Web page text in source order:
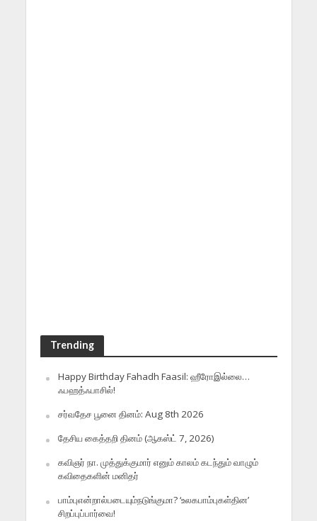
Trending
Happy Birthday Fahadh Faasil: ஹீரோஇல்லை…
ஃபஹத்ஃபாசில்!
சர்வதேச பூனை தினம்: Aug 8th 2026
தேசிய கைத்தறி தினம் (ஆகஸ்ட் 7, 2026)
கவிஞர் நா. முத்துக்குமார் எனும் காலம் கடந்தும் வாழும்
கவிதைகளின் மனிதர்
பாம்புஎன்றால்படையும்நடுங்குமா? ‘உலகபாம்புகள்தின’
சிறப்புப்பார்வை!